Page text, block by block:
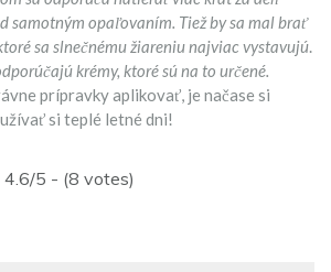
samotným opaľovaním. Tiež by sa mal brať
sa slnečnému žiareniu najviac vystavujú.
krémy, ktoré sú na to určené.
prípravky aplikovať, je načase si
si teplé letné dni!
4.6/5 - (8 votes)